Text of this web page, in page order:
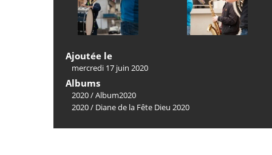
Ajoutée le
mercredi 17 juin 2020
Albums
2020/Album2020
2020/ Diane de la Fête Dieu 2020